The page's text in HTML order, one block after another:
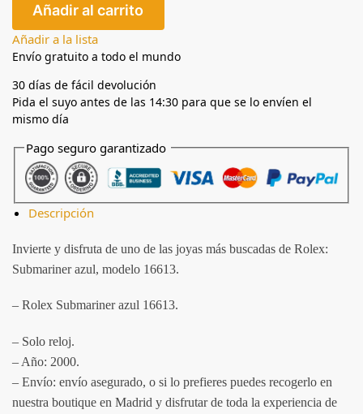
Añadir al carrito
Añadir a la lista
Envío gratuito a todo el mundo
30 días de fácil devolución
Pida el suyo antes de las 14:30 para que se lo envíen el
mismo día
Pago seguro garantizado
Descripción
Invierte y disfruta de uno de las joyas más buscadas de Rolex:
Submariner azul, modelo 16613.
– Rolex Submariner azul 16613.
– Solo reloj.
– Año: 2000.
– Envío: envío asegurado, o si lo prefieres puedes recogerlo en
nuestra boutique en Madrid y disfrutar de toda la experiencia de